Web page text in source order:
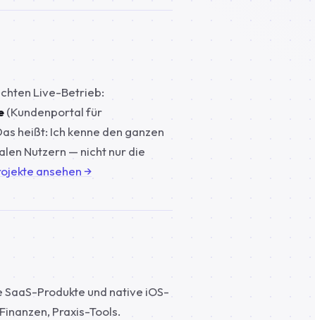
Live-Betrieb:
(Kundenportal für
heißt: Ich kenne den ganzen
Nutzern — nicht nur die
ansehen →
Produkte und native iOS-
Praxis-Tools.